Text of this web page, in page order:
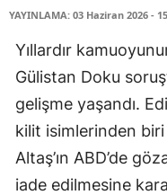
YAYINLAMA: 03 Haziran 2026 -
Yıllardır
Gülistan Doku
gelişme yaşandı.
kilit isimlerinden
Altaş’ın ABD’de
iade edilmesine